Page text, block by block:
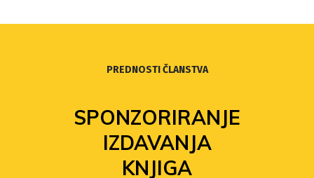
PREDNOSTI ČLANSTVA
SPONZORIRANJE
IZDAVANJA
KNJIGA